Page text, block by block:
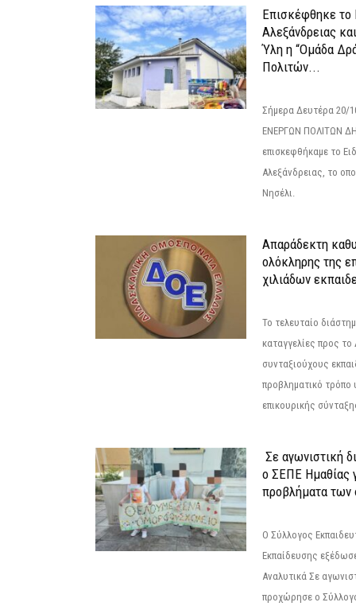
Επισκέφθηκε το
Αλεξάνδρειας
Ύλη η “Ομάδα
Πολιτών...
Σήμερα Δευτέρα
ΕΝΕΡΓΩΝ ΠΟΛΙΤΩΝ
επισκεφθήκαμε το
Αλεξάνδρειας, το
Νησέλι.
Απαράδεκτη
ολόκληρης της
χιλιάδων
Το τελευταίο
καταγγελίες προς
συνταξιούχους
προβληματικό τρόπο
επικουρικής
Σε αγωνιστική
ο ΣΕΠΕ Ημαθίας
προβλήματα των
Ο Σύλλογος
Εκπαίδευσης
Αναλυτικά Σε
προχώρησε ο